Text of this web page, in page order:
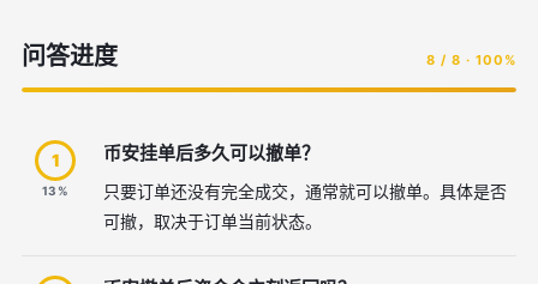
问答进度 8 / 8 · 100%
1
13%
币安挂单后多久可以撤单？
只要订单还没有完全成交，通常就可以撤单。具体是否
可撤，取决于订单当前状态。